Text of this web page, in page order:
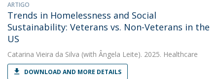
ARTIGO
Trends in Homelessness and Social
Sustainability: Veterans vs. Non-Veterans in the
US
Catarina Vieira da Silva (with Ângela Leite). 2025. Healthcare
DOWNLOAD AND MORE DETAILS